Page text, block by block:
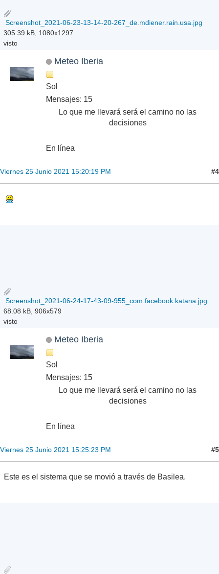
Screenshot_2021-06-23-13-14-20-267_de.mdiener.rain.usa.jpg
305.39 kB, 1080x1297
visto
Meteo Iberia
Sol
Mensajes: 15
Lo que me llevará será el camino no las
decisiones
En línea
Viernes 25 Junio 2021 15:20:19 PM #4
Screenshot_2021-06-24-17-43-09-955_com.facebook.katana.jpg
68.08 kB, 906x579
visto
Meteo Iberia
Sol
Mensajes: 15
Lo que me llevará será el camino no las
decisiones
En línea
Viernes 25 Junio 2021 15:25:23 PM #5
Este es el sistema que se movió a través de Basilea.